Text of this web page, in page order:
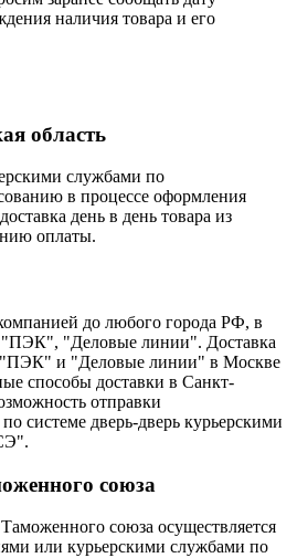
наличия товара и его
область
службами по
в процессе оформления
день в день товара из
оплаты.
до любого города РФ, в
"ПЭК", "Деловые линии". Доставка
"ПЭК" и "Деловые линии" в Москве
способы доставки в Санкт-
отправки
системе дверь-дверь курьерскими
союза
союза осуществляется
или курьерскими службами по